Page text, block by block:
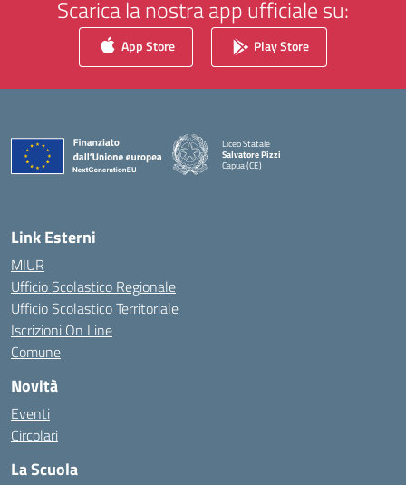
Scarica la nostra app ufficiale su:
App Store Play Store
Liceo Statale
Salvatore Pizzi
Capua (CE)
— Visita la pagina iniziale della scuola
Link Esterni
MIUR
Ufficio Scolastico Regionale
Ufficio Scolastico Territoriale
Iscrizioni On Line
Comune
Novità
Eventi
Circolari
La Scuola